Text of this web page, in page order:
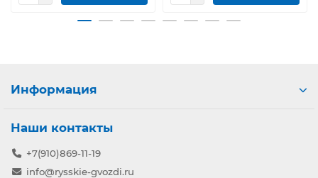
Информация
Наши контакты
+7(910)869-11-19
info@rysskie-gvozdi.ru